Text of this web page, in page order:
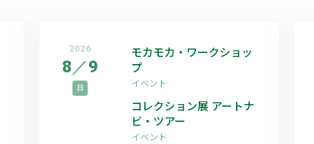
2026
8 ／9
日
モカモカ・ワークショッ
プ
イベント
コレクション展 アートナ
ビ・ツアー
イベント